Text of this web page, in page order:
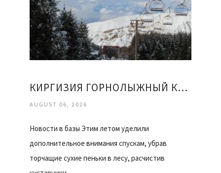
КИРГИЗИЯ ГОРНОЛЫЖНЫЙ КУРОРТ КАРАКОЛ ОТЗЫВЫ
AUGUST 06, 2026
Новости в базы Этим летом уделили
дополнительное внимания спускам, убрав
торчащие сухие пеньки в лесу, расчистив